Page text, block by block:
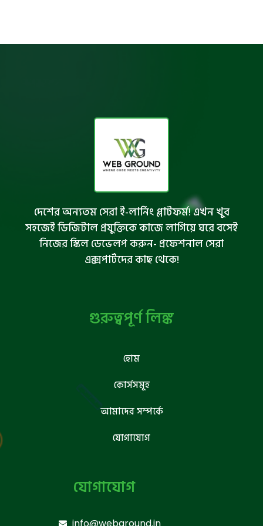
দেশের অন্যতম সেরা ই-লার্নিং প্লাটফর্ম! এখন খুব
সহজেই ডিজিটাল প্রযুক্তিকে কাজে লাগিয়ে ঘরে বসেই
নিজের স্কিল ডেভেলপ করুন- প্রফেশনাল সেরা
এক্সপার্টদের কাছ থেকে!
গুরুত্বপূর্ণ লিঙ্ক
হোম
কোর্সসমূহ
আমাদের সম্পর্কে
যোগাযোগ
যোগাযোগ